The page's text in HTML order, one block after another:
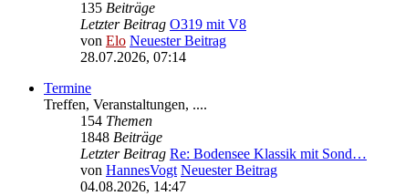
135 Beiträge
Letzter Beitrag O319 mit V8
von Elo Neuester Beitrag
28.07.2026, 07:14
Termine
Treffen, Veranstaltungen, ....
154 Themen
1848 Beiträge
Letzter Beitrag Re: Bodensee Klassik mit Sond…
von HannesVogt Neuester Beitrag
04.08.2026, 14:47